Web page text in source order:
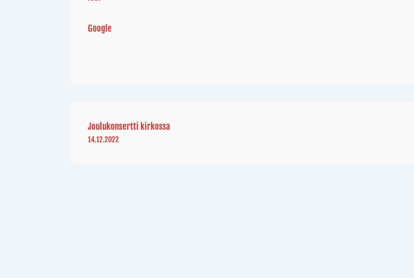
Google
Joulukonsertti kirkossa
14.12.2022